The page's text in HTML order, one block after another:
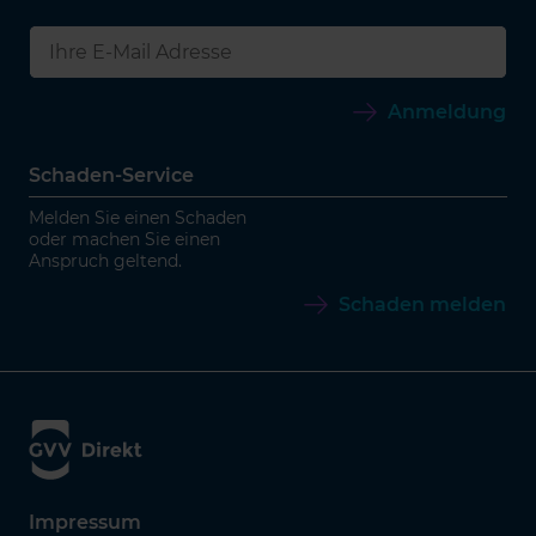
Anmeldung
Schaden-Service
Melden Sie einen Schaden
oder machen Sie einen
Anspruch geltend.
Schaden melden
Impressum